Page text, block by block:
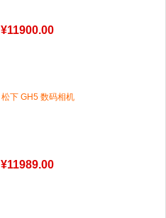
¥11900.00
松下 GH5 数码相机
¥11989.00